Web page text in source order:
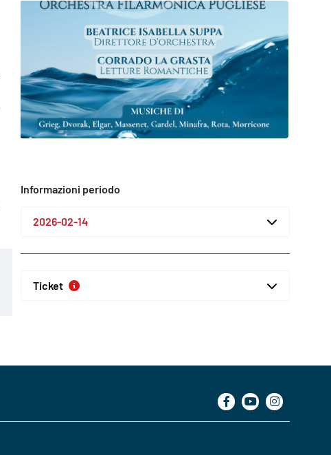
Informazioni periodo
2026-02-14
Ticket